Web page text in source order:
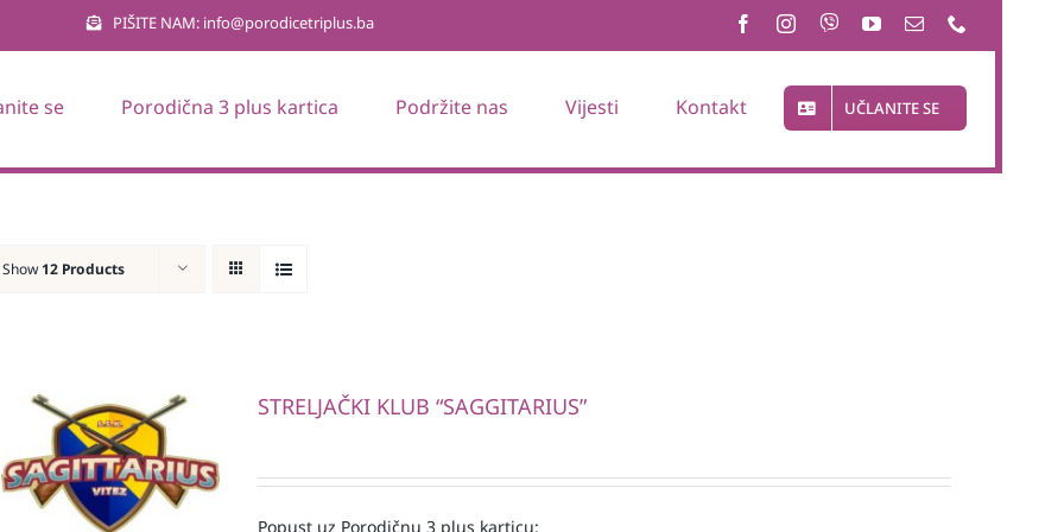
PIŠITE NAM: info@porodicetriplus.ba
se Porodična 3 plus kartica Podržite nas Vijesti Kontakt UČLANITE SE
Show 12 Products
STRELJAČKI KLUB “SAGGITARIUS”
Popust uz Porodičnu 3 plus karticu: